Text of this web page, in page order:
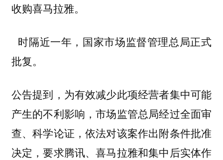
收购喜马拉雅。
时隔近一年，国家市场监督管理总局正式
批复。
公告提到，为有效减少此项经营者集中可能
产生的不利影响，市场监管总局经过全面审
查、科学论证，依法对该案作出附条件批准
决定，要求腾讯、喜马拉雅和集中后实体作